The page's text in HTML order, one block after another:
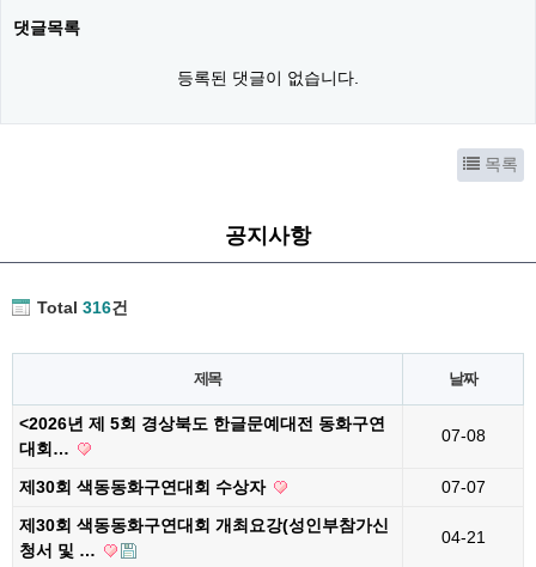
댓글목록
등록된 댓글이 없습니다.
목록
공지사항
Total 316건
제목 날짜
<2026년 제 5회 경상북도 한글문예대전 동화구연
대회…
07-08
제30회 색동동화구연대회 수상자
07-07
제30회 색동동화구연대회 개최요강(성인부참가신
청서 및 …
04-21